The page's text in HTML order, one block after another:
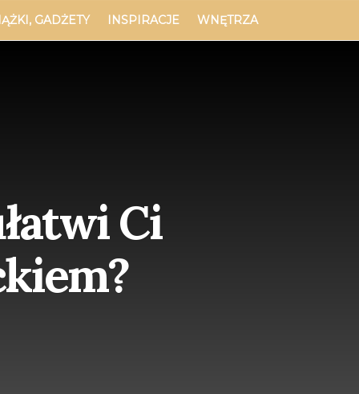
GADŻETY INSPIRACJE WNĘTRZA
Ci